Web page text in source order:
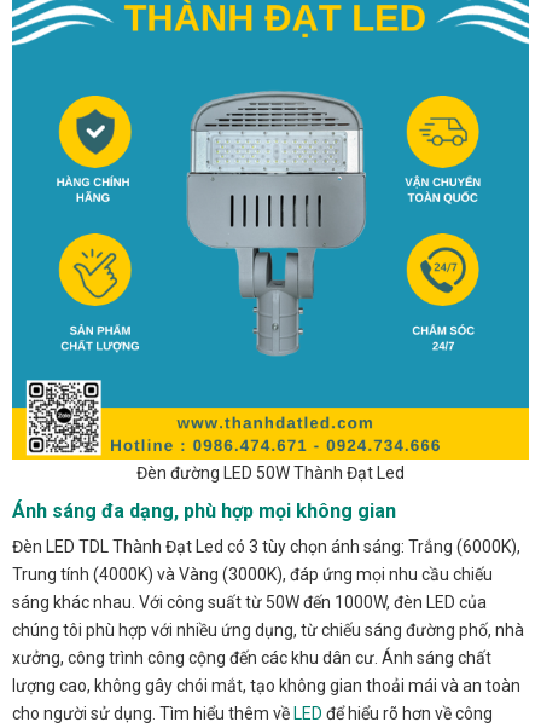
Đèn đường LED 50W Thành Đạt Led
Ánh sáng đa dạng, phù hợp mọi không gian
Đèn LED TDL Thành Đạt Led có 3 tùy chọn ánh sáng: Trắng (6000K),
Trung tính (4000K) và Vàng (3000K), đáp ứng mọi nhu cầu chiếu
sáng khác nhau. Với công suất từ 50W đến 1000W, đèn LED của
chúng tôi phù hợp với nhiều ứng dụng, từ chiếu sáng đường phố, nhà
xưởng, công trình công cộng đến các khu dân cư. Ánh sáng chất
lượng cao, không gây chói mắt, tạo không gian thoải mái và an toàn
cho người sử dụng. Tìm hiểu thêm về LED để hiểu rõ hơn về công